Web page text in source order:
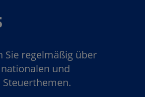
regelmäßig über
und